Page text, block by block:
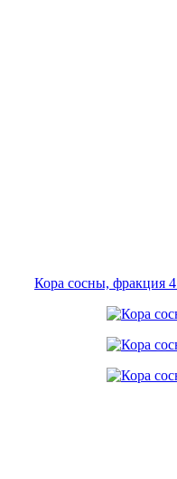
Кора сосны, фракция 4